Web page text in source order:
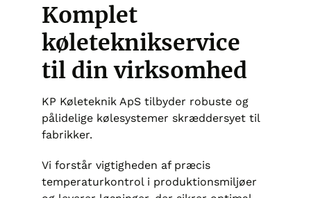
Komplet
køleteknikservice
til din virksomhed
KP Køleteknik ApS tilbyder robuste og
pålidelige kølesystemer skræddersyet til
fabrikker.
Vi forstår vigtigheden af præcis
temperaturkontrol i produktionsmiljøer